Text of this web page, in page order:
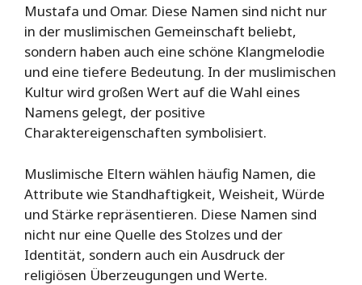
Mustafa und Omar. Diese Namen sind nicht nur
in der muslimischen Gemeinschaft beliebt,
sondern haben auch eine schöne Klangmelodie
und eine tiefere Bedeutung. In der muslimischen
Kultur wird großen Wert auf die Wahl eines
Namens gelegt, der positive
Charaktereigenschaften symbolisiert.
Muslimische Eltern wählen häufig Namen, die
Attribute wie Standhaftigkeit, Weisheit, Würde
und Stärke repräsentieren. Diese Namen sind
nicht nur eine Quelle des Stolzes und der
Identität, sondern auch ein Ausdruck der
religiösen Überzeugungen und Werte.